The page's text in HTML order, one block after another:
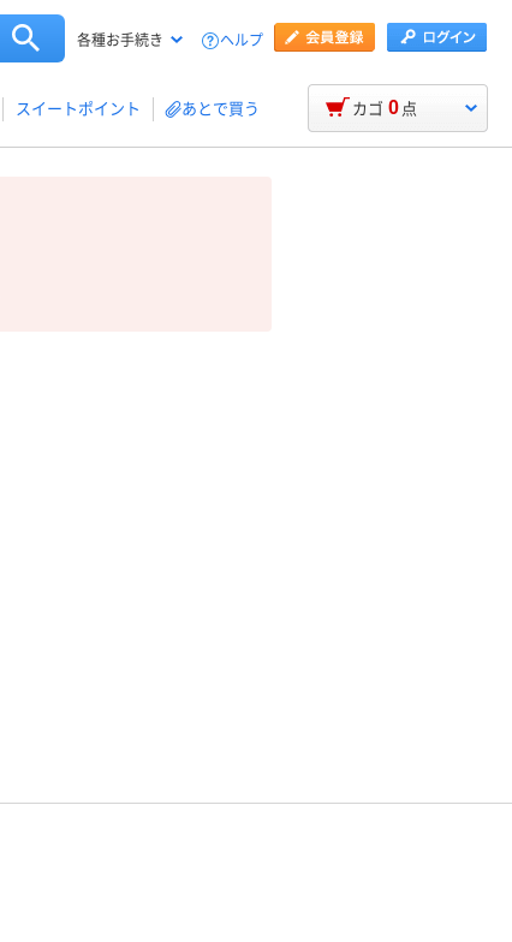
各種お手続き ヘルプ
スイートポイント あとで買う カゴ 0 点